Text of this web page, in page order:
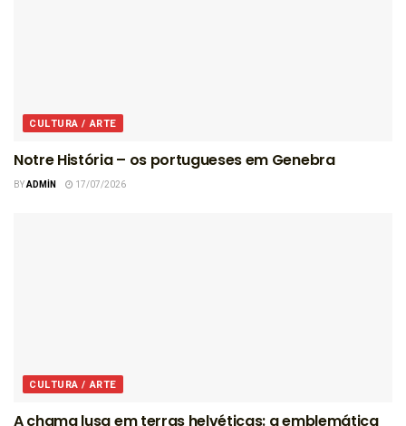
CULTURA / ARTE
Notre História – os portugueses em Genebra
BYADMIN 17/07/2026
CULTURA / ARTE
A chama lusa em terras helvéticas: a emblemática